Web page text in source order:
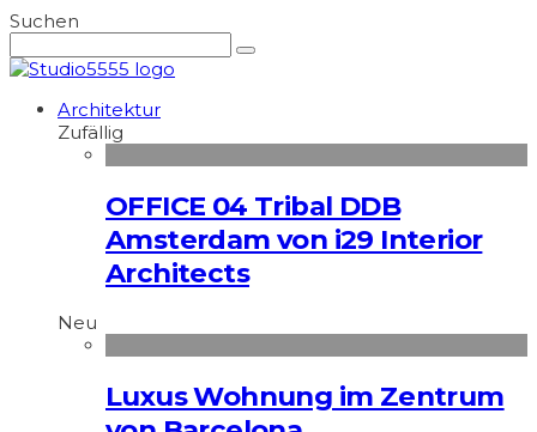
Suchen
Architektur
Zufällig
OFFICE 04 Tribal DDB
Amsterdam von i29 Interior
Architects
Neu
Luxus Wohnung im Zentrum